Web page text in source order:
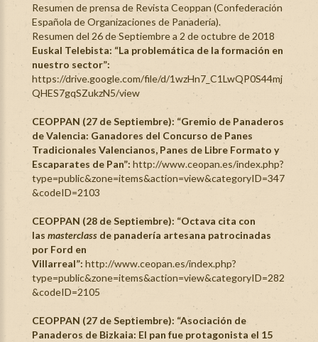
Resumen de prensa de Revista Ceoppan (Confederación
Española de Organizaciones de Panadería).
Resumen del 26 de Septiembre a 2 de octubre de 2018
Euskal Telebista: “La problemática de la formación en
nuestro sector”:
https://drive.google.com/file/d/1wzHn7_C1LwQP0S44mj
QHES7gqSZukzN5/view
CEOPPAN (27 de Septiembre): “Gremio de Panaderos
de Valencia: Ganadores del Concurso de Panes
Tradicionales Valencianos, Panes de Libre Formato y
Escaparates de Pan”: http://www.ceopan.es/index.php?
type=public&zone=items&action=view&categoryID=347
&codeID=2103
CEOPPAN (28 de Septiembre): “Octava cita con
las masterclass de panadería artesana patrocinadas
por Ford en
Villarreal”: http://www.ceopan.es/index.php?
type=public&zone=items&action=view&categoryID=282
&codeID=2105
CEOPPAN (27 de Septiembre): “Asociación de
Panaderos de Bizkaia: El pan fue protagonista el 15